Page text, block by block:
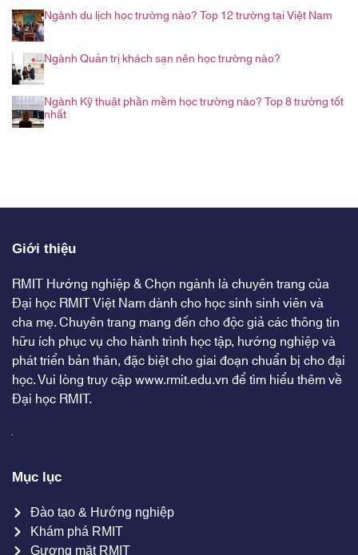
Ngành du lịch học trường nào? Top 12 trường tại Việt Nam
Ngành Quản trị khách sạn nên học trường nào?
Ngành Kỹ thuật phần mềm học trường nào? Top 8 trường tốt
nhất
Giới thiệu
RMIT Hướng nghiệp & Chọn ngành là chuyên trang của
Đại học RMIT Việt Nam dành cho học sinh sinh viên và
cha mẹ. Chuyên trang mang đến cho độc giả các thông tin
hữu ích phục vụ cho hành trình học tập, hướng nghiệp và
phát triển bản thân, đặc biệt cho giai đoạn chuẩn bị cho đại
học. Vui lòng truy cậpwww.rmit.edu.vnđể tìm hiểu thêm về
Đại học RMIT.
Mục lục
Đào tạo & Hướng nghiệp
Khám phá RMIT
Gương mặt RMIT